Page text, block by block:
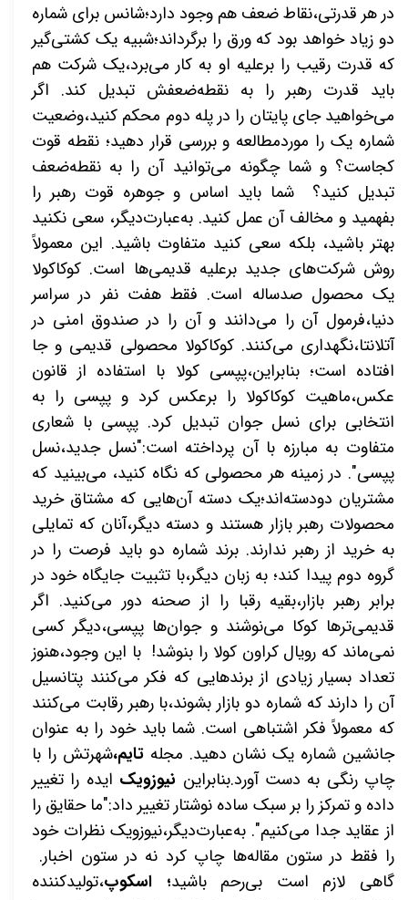
در هر قدرتی،نقاط ضعف هم وجود دارد؛شانس برای شماره
دو زیاد خواهد بود که ورق را برگرداند؛شبیه یک کشتی‌گیر
که قدرت رقیب را برعلیه او به کار می‌برد،یک شرکت هم
باید قدرت رهبر را به نقطه‌ضعفش تبدیل کند. اگر
می‌خواهید جای پایتان را در پله دوم محکم کنید،وضعیت
شماره یک را موردمطالعه و بررسی قرار دهید؛ نقطه قوت
کجاست؟ و شما چگونه می‌توانید آن را به نقطه‌ضعف
تبدیل کنید؟ شما باید اساس و جوهره قوت رهبر را
بفهمید و مخالف آن عمل کنید. به‌عبارت‌دیگر، سعی نکنید
بهتر باشید، بلکه سعی کنید متفاوت باشید. این معمولاً
روش شرکت‌های جدید برعلیه قدیمی‌ها است. کوکاکولا
یک محصول صدساله است. فقط هفت نفر در سراسر
دنیا،فرمول آن را می‌دانند و آن را در صندوق امنی در
آتلانتا،نگهداری می‌کنند. کوکاکولا محصولی قدیمی و جا
افتاده است؛ بنابراین،پپسی کولا با استفاده از قانون
عکس،ماهیت کوکاکولا را برعکس کرد و پپسی را به
انتخابی برای نسل جوان تبدیل کرد. پپسی با شعاری
متفاوت به مبارزه با آن پرداخته است:"نسل جدید،نسل
پپسی". در زمینه هر محصولی که نگاه کنید، می‌بینید که
مشتریان دودسته‌اند؛یک دسته آن‌هایی که مشتاق خرید
محصولات رهبر بازار هستند و دسته دیگر،آنان که تمایلی
به خرید از رهبر ندارند. برند شماره دو باید فرصت را در
گروه دوم پیدا کند؛ به زبان دیگر،با تثبیت جایگاه خود در
برابر رهبر بازار،بقیه رقبا را از صحنه دور می‌کنید. اگر
قدیمی‌ترها کوکا می‌نوشند و جوان‌ها پپسی،دیگر کسی
نمی‌ماند که رویال کراون کولا را بنوشد! با این وجود،هنوز
تعداد بسیار زیادی از برندهایی که فکر می‌کنند پتانسیل
آن را دارند که شماره دو بازار بشوند،با رهبر رقابت می‌کنند
که معمولاً فکر اشتباهی است. شما باید خود را به عنوان
جانشین شماره یک نشان دهید. مجلهتایم،شهرتش را با
چاپ رنگی به دست آورد.بنابراین نیوزویک ایده را تغییر
داده و تمرکز را بر سبک ساده نوشتار تغییر داد:"ما حقایق را
از عقاید جدا می‌کنیم". به‌عبارت‌دیگر،نیوزویک نظرات خود
را فقط در ستون مقاله‌ها چاپ کرد نه در ستون اخبار.
گاهی لازم است بی‌رحم باشید؛ اسکوپ،تولیدکننده